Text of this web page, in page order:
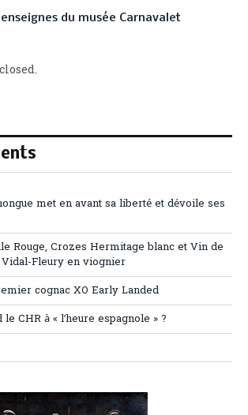
du musée Carnavalet
met en avant sa liberté et dévoile ses
Rouge, Crozes Hermitage blanc et Vin de
Vidal-Fleury en viognier
cognac XO Early Landed
CHR à « l’heure espagnole » ?